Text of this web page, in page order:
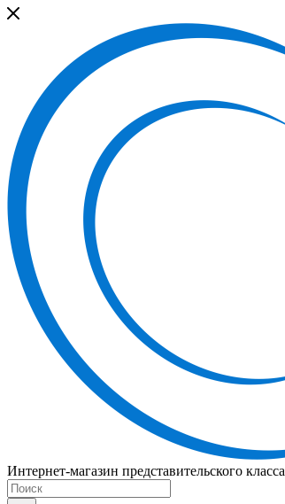
Интернет-магазин представительского класса